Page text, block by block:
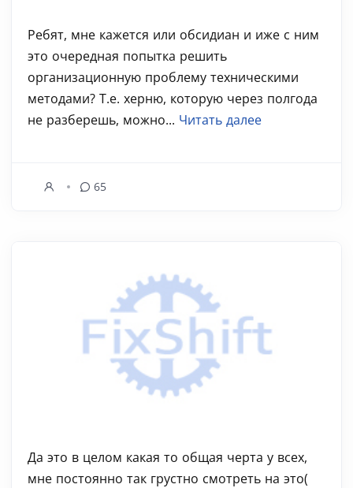
Ребят, мне кажется или обсидиан и иже с ним
это очередная попытка решить
организационную проблему техническими
методами? Т.е. херню, которую через полгода
не разберешь, можно... Читать далее
65
Да это в целом какая то общая черта у всех,
мне постоянно так грустно смотреть на это(